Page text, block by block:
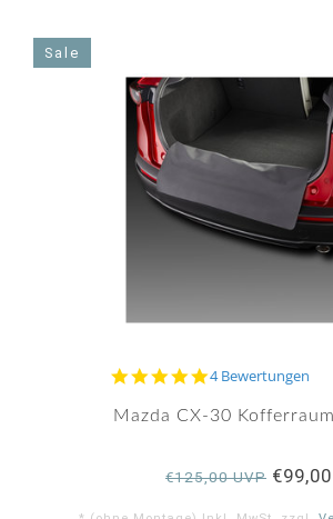
Sale
5.0
rating
4 Bewertungen
Mazda CX-30
€125,00 UVP €99,00